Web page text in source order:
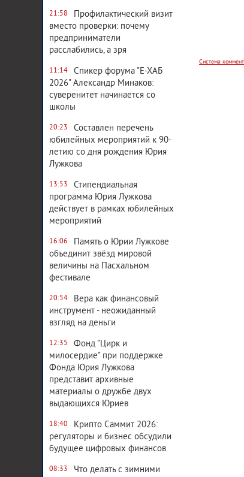
21:58
Профилактический визит
вместо проверки: почему
предприниматели
расслабились, а зря
11:14
Спикер форума "Е-ХАБ
2026" Александр Минаков:
суверенитет начинается со
школы
20:23
Составлен перечень
юбилейных мероприятий к 90-
летию со дня рождения Юрия
Лужкова
13:53
Стипендиальная
программа Юрия Лужкова
действует в рамках юбилейных
мероприятий
16:06
Память о Юрии Лужкове
объединит звёзд мировой
величины на Пасхальном
фестивале
20:54
Вера как финансовый
инструмент - неожиданный
взгляд на деньги
12:35
Фонд "Цирк и
милосердие" при поддержке
Фонда Юрия Лужкова
представит архивные
материалы о дружбе двух
выдающихся Юриев
18:40
Крипто Саммит 2026:
регуляторы и бизнес обсудили
будущее цифровых финансов
08:33
Что делать с зимними